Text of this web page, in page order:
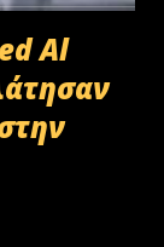
Al